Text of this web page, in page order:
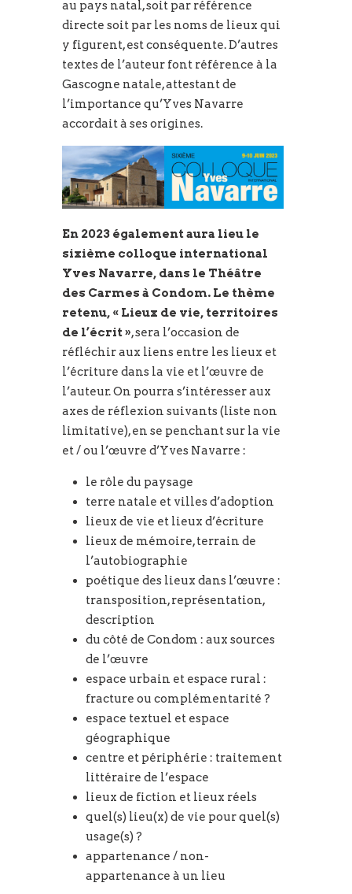
au pays natal, soit par référence
directe soit par les noms de lieux qui
y figurent, est conséquente. D’autres
textes de l’auteur font référence à la
Gascogne natale, attestant de
l’importance qu’Yves Navarre
accordait à ses origines.
En 2023 également aura lieu le
sixième colloque international
Yves Navarre, dans le Théâtre
des Carmes à Condom. Le thème
retenu, « Lieux de vie, territoires
de l’écrit », sera l’occasion de
réfléchir aux liens entre les lieux et
l’écriture dans la vie et l’œuvre de
l’auteur. On pourra s’intéresser aux
axes de réflexion suivants (liste non
limitative), en se penchant sur la vie
et / ou l’œuvre d’Yves Navarre :
le rôle du paysage
terre natale et villes d’adoption
lieux de vie et lieux d’écriture
lieux de mémoire, terrain de
l’autobiographie
poétique des lieux dans l’œuvre :
transposition, représentation,
description
du côté de Condom : aux sources
de l’œuvre
espace urbain et espace rural :
fracture ou complémentarité ?
espace textuel et espace
géographique
centre et périphérie : traitement
littéraire de l’espace
lieux de fiction et lieux réels
quel(s) lieu(x) de vie pour quel(s)
usage(s) ?
appartenance / non-
appartenance à un lieu